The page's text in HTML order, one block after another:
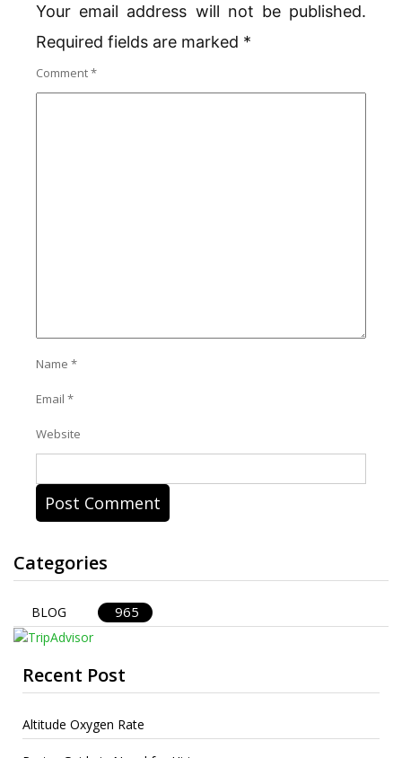
Your email address will not be published.
Required fields are marked *
Comment*
Name *
Email *
Website
Categories
BLOG 965
Recent Post
Altitude Oxygen Rate